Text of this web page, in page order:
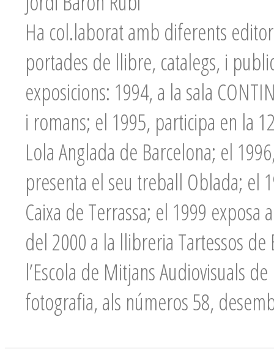
Ha col.laborat amb diferents
portades de llibre, catalegs, i
exposicions: 1994, a la sala
i romans; el 1995, participa en la
Lola Anglada de Barcelona; el
presenta el seu treball Oblada; el
Caixa de Terrassa; el 1999
del 2000 a la llibreria Tartessos
l’Escola de Mitjans Audiovisuals
fotografia, als números 58,